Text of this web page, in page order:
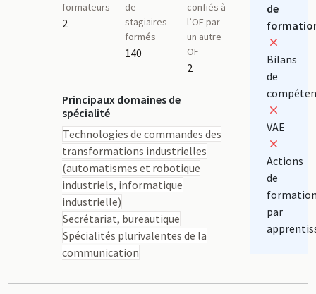
formateurs
2
de
stagiaires
formés
140
confiés à
l’OF par
un autre
OF
2
Principaux domaines de
spécialité
Technologies de commandes des
transformations industrielles
(automatismes et robotique
industriels, informatique
industrielle)
Secrétariat, bureautique
Spécialités plurivalentes de la
communication
de
Bilans
de
VAE
Actions
de
par